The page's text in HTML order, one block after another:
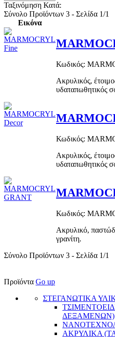
Ταξινόμηση Κατά:
Σύνολο Προϊόντων 3 - Σελίδα 1/1
Εικόνα
Κωδικός:
Ακρυλικός,
υδαταπωθητικός
Κωδικός:
Ακρυλικός,
υδαταπωθητικός
Κωδικός:
Ακρυλικό,
γρανίτη.
Σύνολο Προϊόντων 3 - Σελίδα 1/1
Προϊόντα Go up
ΣΤΕΓΑΝΩΤΙΚΑ
ΔΕΞΑΜΕΝΩΝ)
ΑΚΡΥΛΙΚΑ